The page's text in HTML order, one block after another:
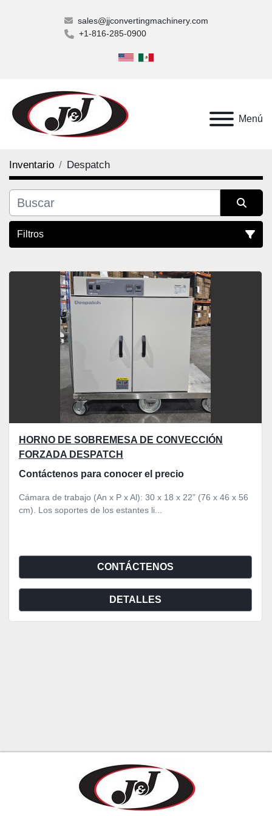
sales@jjconvertingmachinery.com
+1-816-285-0900
Menú
Inventario Despatch
Filtros
Todas las categorías
Ordenar por
HORNO DE SOBREMESA DE CONVECCIÓN
FORZADA DESPATCH
Contáctenos para conocer el precio
Cámara de trabajo (An x P x Al): 30 x 18 x 22” (76 x 46 x 56
cm). Los soportes de los estantes li...
CONTÁCTENOS
DETALLES